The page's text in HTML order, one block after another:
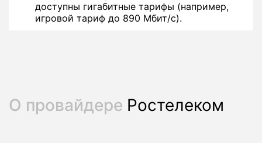
доступны гигабитные тарифы (например,
игровой тариф до 890 Мбит/с).
О провайдере Ростелеком